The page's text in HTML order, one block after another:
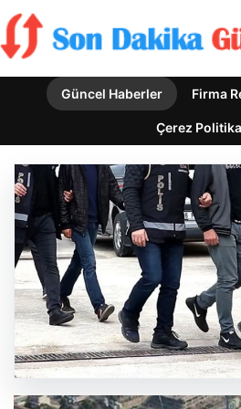
Güncel Haberler Firma
Çerez
Süreç
resmen
başladı!
112
yıllık
kulüpten
kayyım
başvurusu